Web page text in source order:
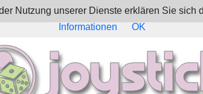
Nutzung unserer Dienste erklären Sie sich
Informationen
OK